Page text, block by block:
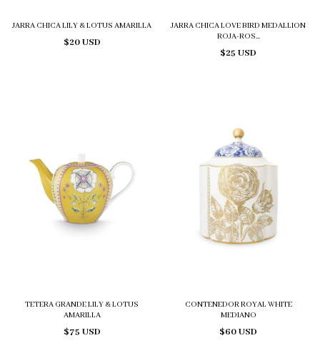
JARRA CHICA LILY & LOTUS AMARILLA
$20 USD
JARRA CHICA LOVE BIRD MEDALLION
ROJA-ROS...
$25 USD
TETERA GRANDE LILY & LOTUS
AMARILLA
$75 USD
CONTENEDOR ROYAL WHITE
MEDIANO
$60 USD